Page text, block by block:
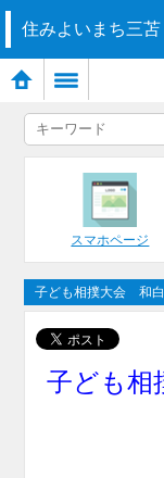
住みよいまち三苫
スマホページ
子ども相撲大会 和
子ども